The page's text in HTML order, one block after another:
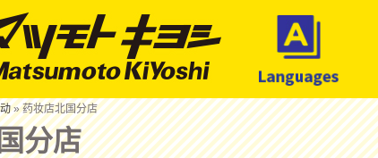
» 药妆店北国分店
分店